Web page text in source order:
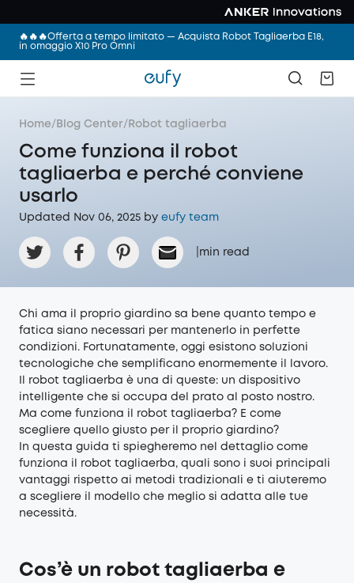
🔥🔥🔥Offerta a tempo limitato — Acquista Robot Tagliaerba E18,
in omaggio X10 Pro Omni
Home/ Blog Center/ Robot tagliaerba
Come funziona il robot
tagliaerba e perché conviene
usarlo
Updated Nov 06, 2025 by eufy team
min read
Chi ama il proprio giardino sa bene quanto tempo e
fatica siano necessari per mantenerlo in perfette
condizioni. Fortunatamente, oggi esistono soluzioni
tecnologiche che semplificano enormemente il lavoro.
Il robot tagliaerba è una di queste: un dispositivo
intelligente che si occupa del prato al posto nostro.
Ma come funziona il robot tagliaerba? E come
scegliere quello giusto per il proprio giardino?
In questa guida ti spiegheremo nel dettaglio come
funziona il robot tagliaerba, quali sono i suoi principali
vantaggi rispetto ai metodi tradizionali e ti aiuteremo
a scegliere il modello che meglio si adatta alle tue
necessità.
Cos’è un robot tagliaerba e